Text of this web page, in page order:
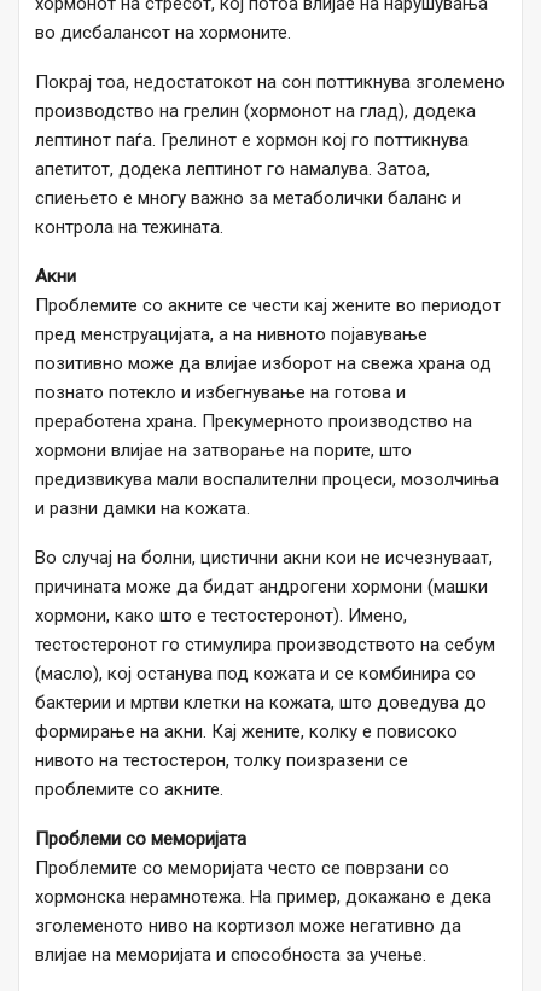
во дисбалансот на хормоните.
Покрај тоа, недостатокот на сон поттикнува зголемено
производство на грелин (хормонот на глад), додека
лептинот паѓа. Грелинот е хормон кој го поттикнува
апетитот, додека лептинот го намалува. Затоа,
спиењето е многу важно за метаболички баланс и
контрола на тежината.
Акни
Проблемите со акните се чести кај жените во периодот
пред менструацијата, а на нивното појавување
позитивно може да влијае изборот на свежа храна од
познато потекло и избегнување на готова и
преработена храна. Прекумерното производство на
хормони влијае на затворање на порите, што
предизвикува мали воспалителни процеси, мозолчиња
и разни дамки на кожата.
Во случај на болни, цистични акни кои не исчезнуваат,
причината може да бидат андрогени хормони (машки
хормони, како што е тестостеронот). Имено,
тестостеронот го стимулира производството на себум
(масло), кој останува под кожата и се комбинира со
бактерии и мртви клетки на кожата, што доведува до
формирање на акни. Кај жените, колку е повисоко
нивото на тестостерон, толку поизразени се
проблемите со акните.
Проблеми со меморијата
Проблемите со меморијата често се поврзани со
хормонска нерамнотежа. На пример, докажано е дека
зголеменото ниво на кортизол може негативно да
влијае на меморијата и способноста за учење.